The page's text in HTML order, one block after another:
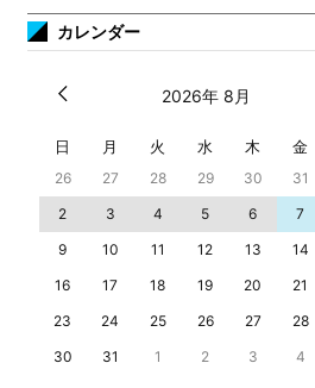
カレンダー
2026年 8月
日 月 火 水 木 金
26 27 28 29 30 31
2
3 4 5 6 7
9
10 11 12 13 14
16
17 18 19 20 21
23
24 25 26 27 28
30
31 1 2 3 4